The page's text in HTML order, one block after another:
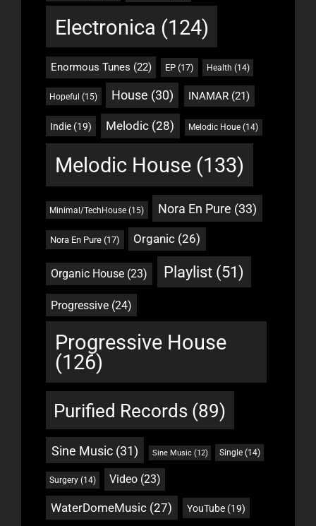
Electronica (124)
Enormous Tunes (22) EP (17) Health (14)
Hopeful (15) House (30) INAMAR (21)
Indie (19) Melodic (28) Melodic Houe (14)
Melodic House(133)
Minimal/TechHouse (15) Nora En Pure (33)
Nora En Pure(17) Organic (26)
Organic House(23) Playlist (51)
Progressive(24)
Progressive House
(126)
Purified Records (89)
Sine Music(31) Sine Music(12) Single(14)
Surgery (14) Video(23)
WaterDomeMusic (27) YouTube (19)